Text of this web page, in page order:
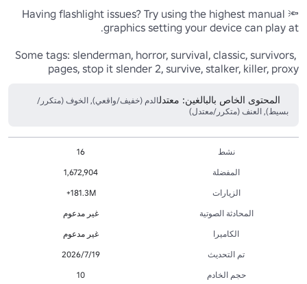
🔦Having flashlight issues? Try using the highest manual
Some tags: slenderman, horror, survival, classic, survivors,
pages, stop it slender 2, survive, stalker, killer, proxy
المحتوى الخاص بالبالغين: معتدلالدم (خفيف/واقعي), الخوف (متكرر/
بسيط), العنف (متكرر/معتدل)
نشط
16
المفضلة
1,672,904
الزيارات
181.3M+
المحادثة الصوتية
غير مدعوم
الكاميرا
غير مدعوم
تم التحديث
19‏/7‏/2026
حجم الخادم
10